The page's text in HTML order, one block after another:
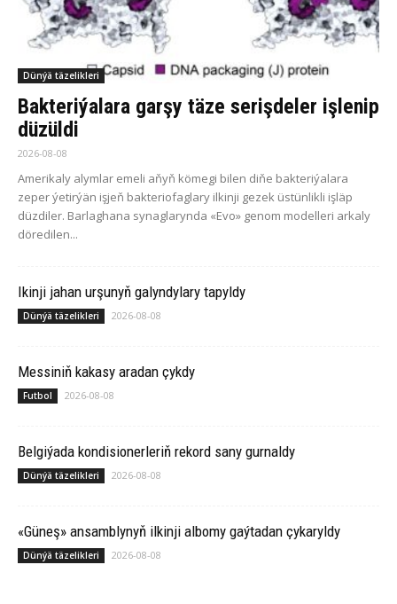
Dünýä täzelikleri
Bakteriýalara garşy täze serişdeler işlenip
düzüldi
2026-08-08
Amerikaly alymlar emeli aňyň kömegi bilen diňe bakteriýalara
zeper ýetirýän işjeň bakteriofaglary ilkinji gezek üstünlikli işläp
düzdiler. Barlaghana synaglarynda «Evo» genom modelleri arkaly
döredilen...
Ikinji jahan urşunyň galyndylary tapyldy
Dünýä täzelikleri 2026-08-08
Messiniň kakasy aradan çykdy
Futbol 2026-08-08
Belgiýada kondisionerleriň rekord sany gurnaldy
Dünýä täzelikleri 2026-08-08
«Güneş» ansamblynyň ilkinji albomy gaýtadan çykaryldy
Dünýä täzelikleri 2026-08-08